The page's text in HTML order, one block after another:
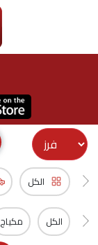
الكل
الكل مكياج